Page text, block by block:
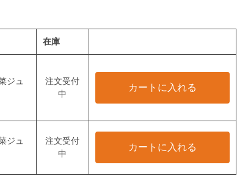
在庫
ジュ
注文受付
中
カートに入れる
ジュ
注文受付
中
カートに入れる